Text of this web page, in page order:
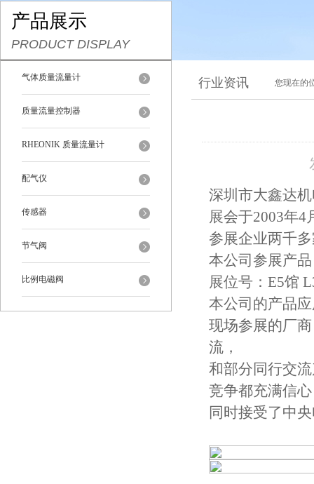
产品展示
PRODUCT DISPLAY
气体质量流量计
质量流量控制器
RHEONIK 质量流量计
配气仪
传感器
节气阀
比例电磁阀
行业资讯 您现在的
深圳市大鑫达
展会于2003年4
参展企业两千
本公司参展产
展位号：E5馆
本公司的产品
现场参展的厂
流，
和部分同行交
竞争都充满信心
同时接受了中